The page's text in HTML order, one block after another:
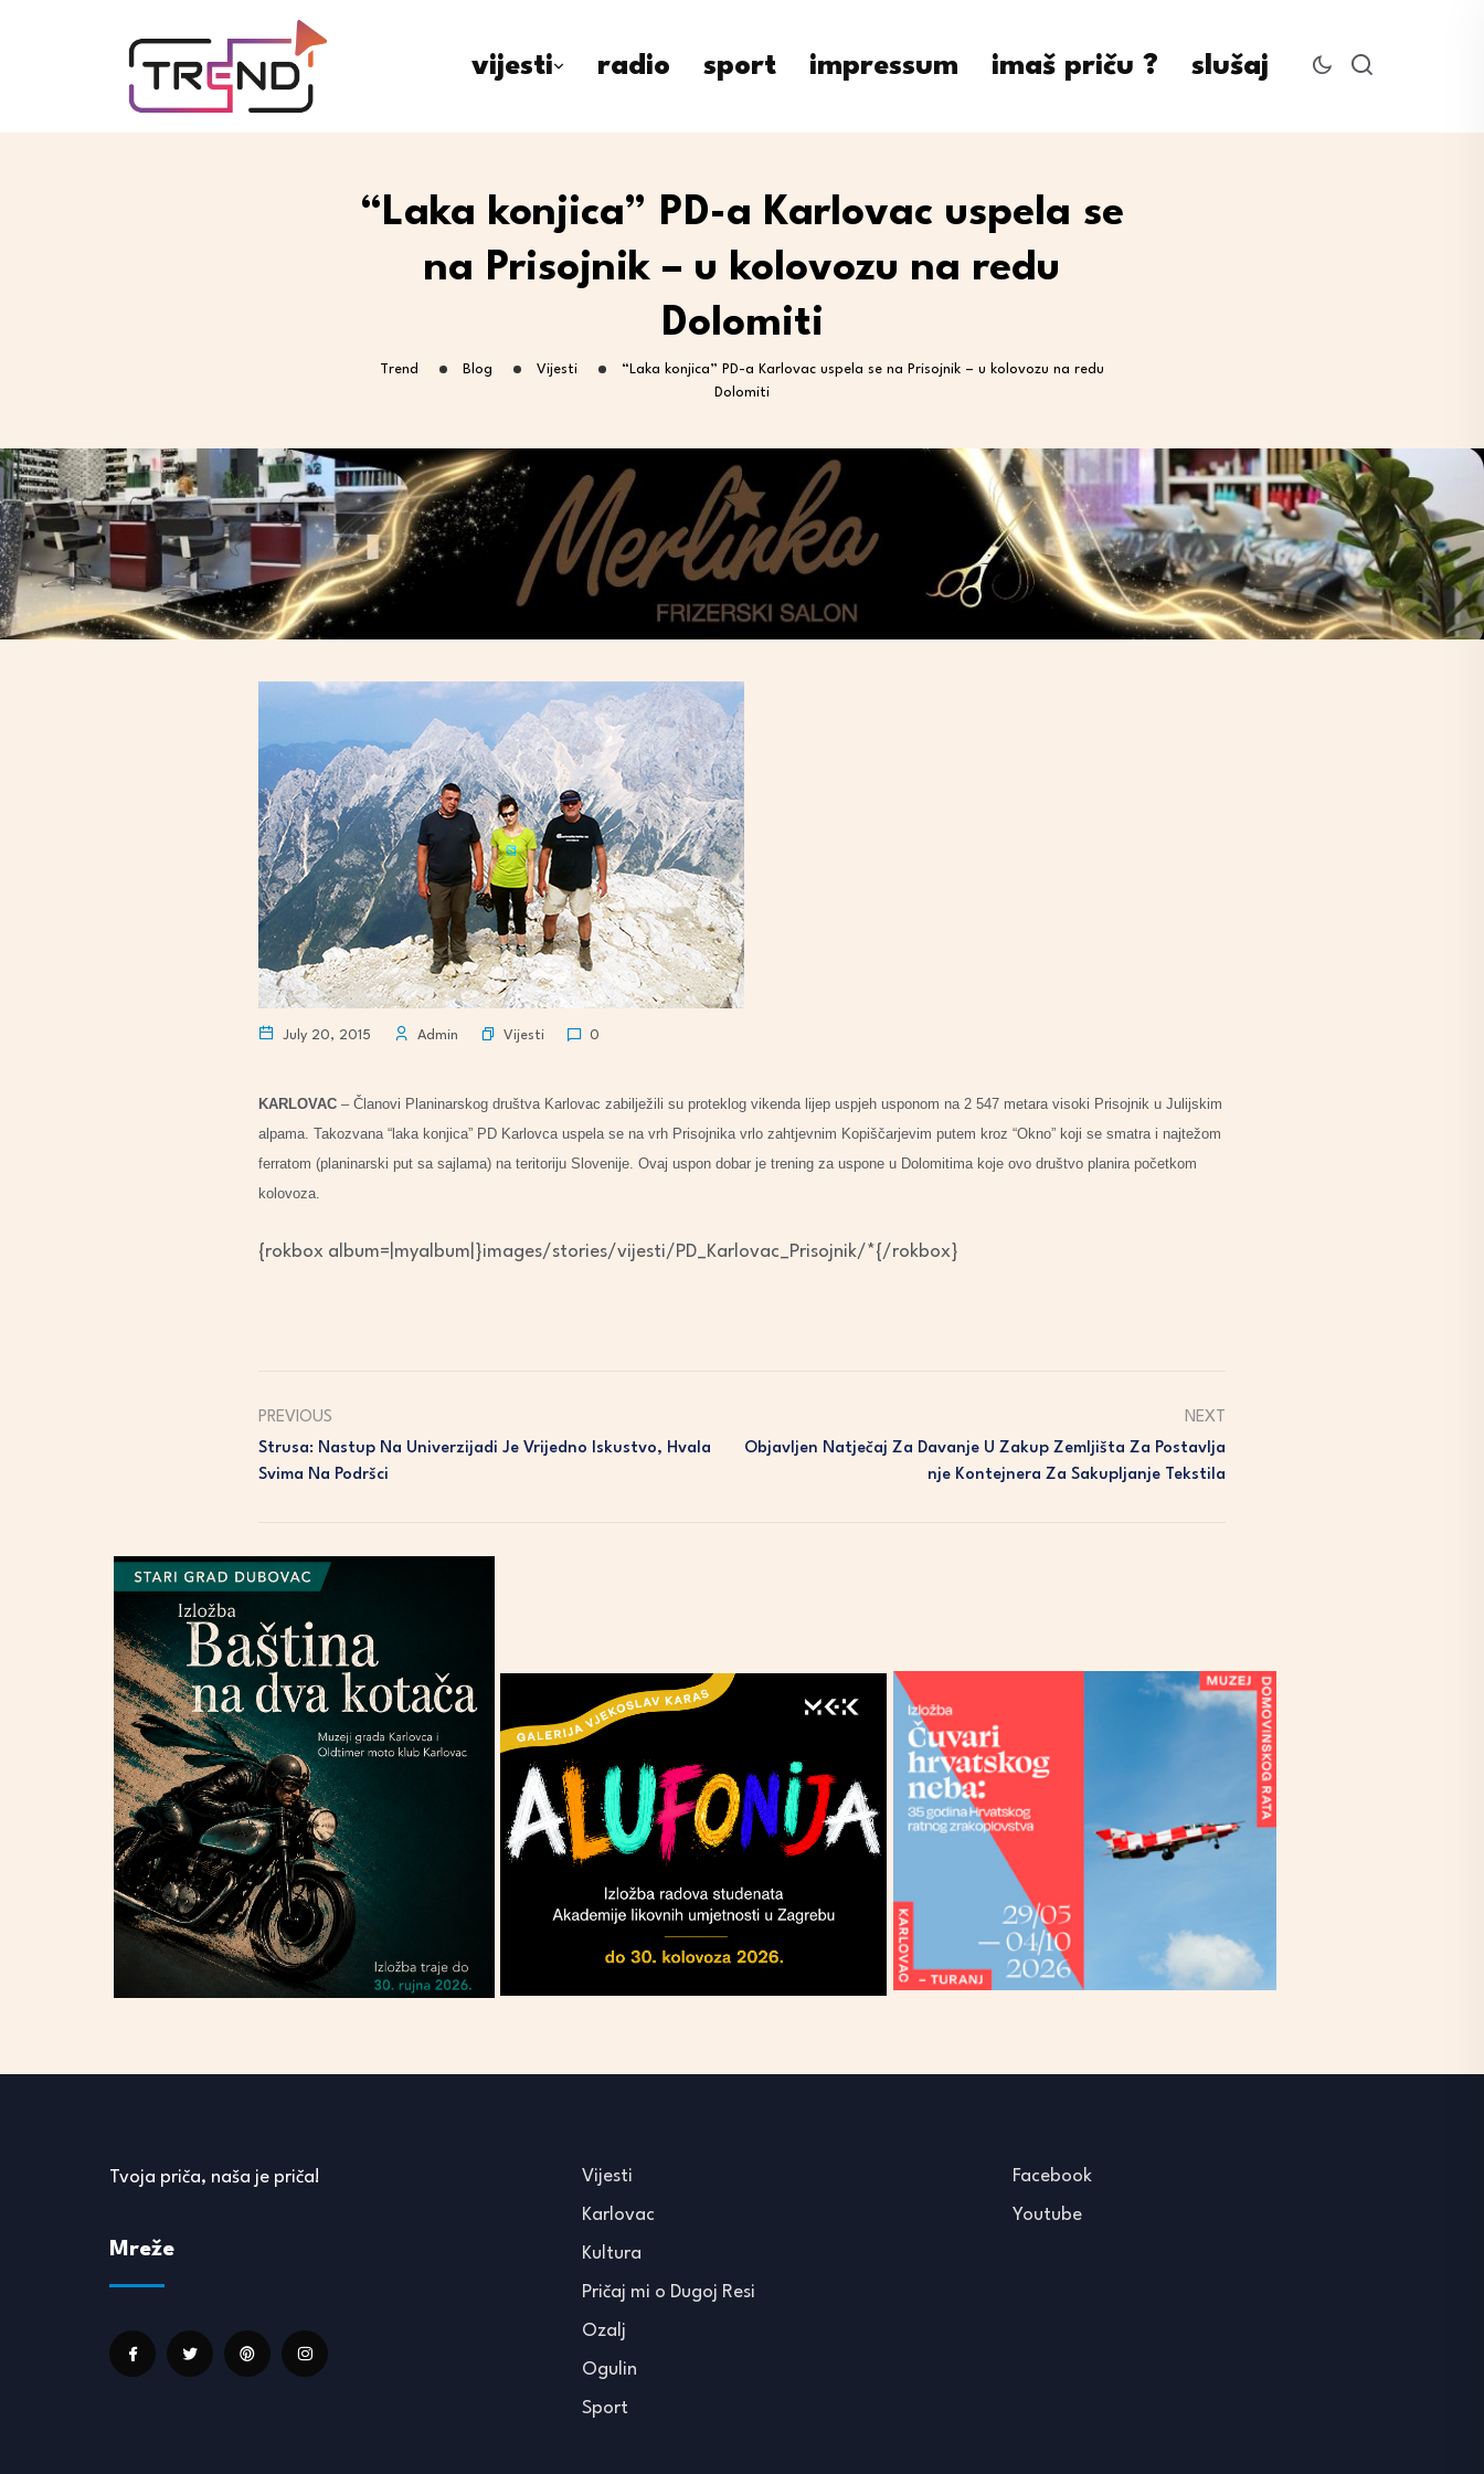
vijesti radio sport impressum imaš priču ? slušaj
“Laka konjica” PD-a Karlovac uspela se
na Prisojnik – u kolovozu na redu
Dolomiti
Trend Blog Vijesti
“Laka konjica” PD-a Karlovac uspela se na Prisojnik – u kolovozu na redu
Dolomiti
July 20, 2015 Admin Vijesti 0
KARLOVAC – Članovi Planinarskog društva Karlovac zabilježili su proteklog vikenda lijep uspjeh usponom na 2 547 metara visoki Prisojnik u Julijskim
alpama. Takozvana “laka konjica” PD Karlovca uspela se na vrh Prisojnika vrlo zahtjevnim Kopiščarjevim putem kroz “Okno” koji se smatra i najtežom
ferratom (planinarski put sa sajlama) na teritoriju Slovenije. Ovaj uspon dobar je trening za uspone u Dolomitima koje ovo društvo planira početkom
kolovoza.​
{rokbox album=|myalbum|}images/stories/vijesti/PD_Karlovac_Prisojnik/*{/rokbox}
PREVIOUS
Strusa: Nastup Na Univerzijadi Je Vrijedno Iskustvo, Hvala
Svima Na Podršci
NEXT
Objavljen Natječaj Za Davanje U Zakup Zemljišta Za Postavlja
Nje Kontejnera Za Sakupljanje Tekstila
Tvoja priča, naša je priča!
Mreže
Vijesti
Karlovac
Kultura
Pričaj mi o Dugoj Resi
Ozalj
Ogulin
Sport
Facebook
Youtube